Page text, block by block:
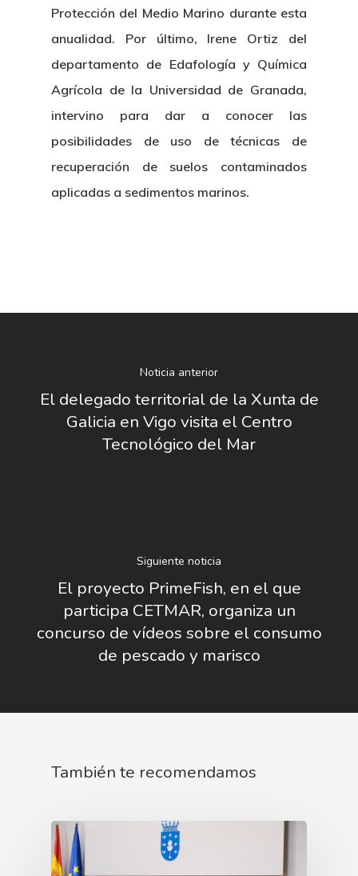
Protección del Medio Marino durante esta
anualidad. Por último, Irene Ortiz del
departamento de Edafología y Química
Agrícola de la Universidad de Granada,
intervino para dar a conocer las
posibilidades de uso de técnicas de
recuperación de suelos contaminados
aplicadas a sedimentos marinos.
Noticia anterior
El delegado territorial de la Xunta de
Galicia en Vigo visita el Centro
Tecnológico del Mar
Siguiente noticia
El proyecto PrimeFish, en el que
participa CETMAR, organiza un
concurso de vídeos sobre el consumo
de pescado y marisco
También te recomendamos
Manual De Identidad
Corporativa
Logo CETMAR
Contacto
Memoria
Boletín De Noticias
Contratación
Licitaciones
Gobierno